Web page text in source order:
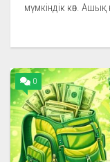
мүмкіндік көп. Ашық
0